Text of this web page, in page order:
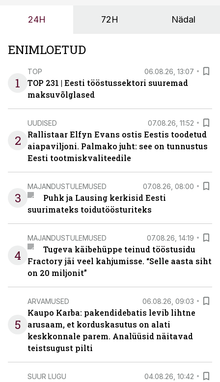
24H 72H Nädal
ENIMLOETUD
1
TOP 06.08.26, 13:07
TOP 231 | Eesti tööstussektori suuremad
maksuvõlglased
2
UUDISED 07.08.26, 11:52
Rallistaar Elfyn Evans ostis Eestis toodetud
aiapaviljoni. Palmako juht: see on tunnustus
Eesti tootmiskvaliteedile
3
MAJANDUSTULEMUSED 07.08.26, 08:00
Puhk ja Lausing kerkisid Eesti
suurimateks toidutöösturiteks
4
MAJANDUSTULEMUSED 07.08.26, 14:19
Tugeva käibehüppe teinud tööstusidu
Fractory jäi veel kahjumisse. “Selle aasta siht
on 20 miljonit”
5
ARVAMUSED 06.08.26, 09:03
Kaupo Karba: pakendidebatis levib lihtne
arusaam, et korduskasutus on alati
keskkonnale parem. Analüüsid näitavad
teistsugust pilti
SUUR LUGU 04.08.26, 10:42